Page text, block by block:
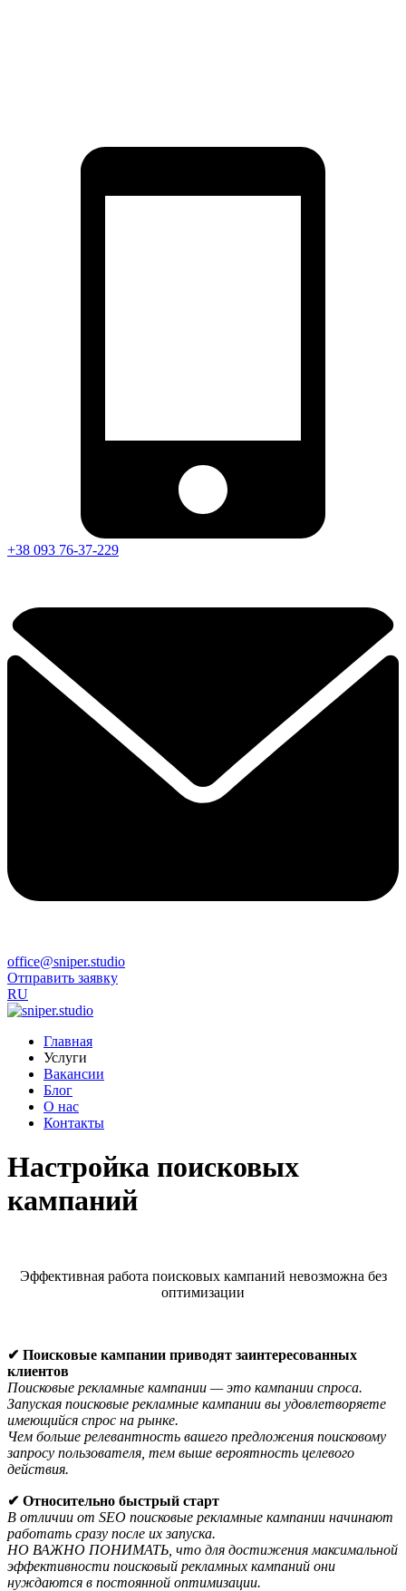
+38 093 76-37-229
office@sniper.studio
Отправить заявку
RU
Главная
Услуги
Вакансии
Блог
О нас
Контакты
Настройка поисковых
кампаний
Эффективная работа поисковых кампаний невозможна без
оптимизации
✔ Поисковые кампании приводят заинтересованных
клиентов
Поисковые рекламные кампании — это кампании спроса.
Запуская поисковые рекламные кампании вы удовлетворяете
имеющийся спрос на рынке.
Чем больше релевантность вашего предложения поисковому
запросу пользователя, тем выше вероятность целевого
действия.
✔ Относительно быстрый старт
В отличии от SEO поисковые рекламные кампании начинают
работать сразу после их запуска.
НО ВАЖНО ПОНИМАТЬ, что для достижения максимальной
эффективности поисковый рекламных кампаний они
нуждаются в постоянной оптимизации.